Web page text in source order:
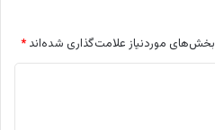
بخش‌های موردنیاز علامت‌گذاری شده‌اند *